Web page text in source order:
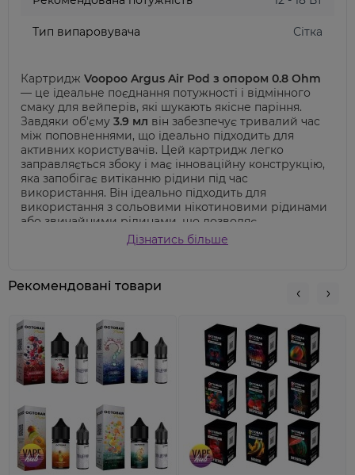
Тип випаровувача Сітка
Картридж Voopoo Argus Air Pod з опором 0.8 Ohm
— це ідеальне поєднання потужності і відмінного
смаку для вейперів, які шукають якісне паріння.
Завдяки об'єму 3.9 мл він забезпечує тривалий час
між поповненнями, що ідеально підходить для
активних користувачів. Цей картридж легко
заправляється збоку і має інноваційну конструкцію,
яка запобігає витіканню рідини під час
використання. Він ідеально підходить для
використання з сольовими нікотиновими рідинами
або звичайними рідинами, що дозволяє
налаштувати ваш вейпінговий досвід згідно з
вашими вподобаннями.
Дізнатись більше
Рекомендовані товари